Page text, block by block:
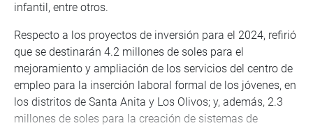
infantil, entre otros.
Respecto a los proyectos de inversión para el 2024, refirió
que se destinarán 4.2 millones de soles para el
mejoramiento y ampliación de los servicios del centro de
empleo para la inserción laboral formal de los jóvenes, en
los distritos de Santa Anita y Los Olivos; y, además, 2.3
millones de soles para la creación de sistemas de